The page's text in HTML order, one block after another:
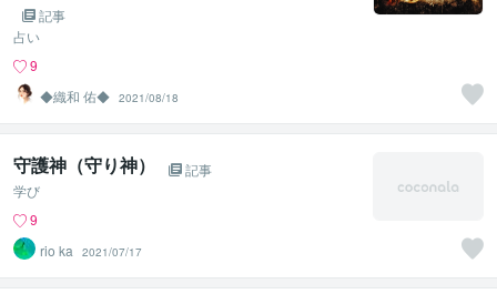
記事
占い
9
◆織和 佑◆ 2021/08/18
守護神（守り神）
記事
学び
9
rio ka
2021/07/17